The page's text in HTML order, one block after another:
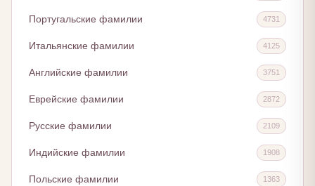
Португальские фамилии 4731
Итальянские фамилии 4125
Английские фамилии 3751
Еврейские фамилии 2872
Русские фамилии 2109
Индийские фамилии 1908
Польские фамилии 1363